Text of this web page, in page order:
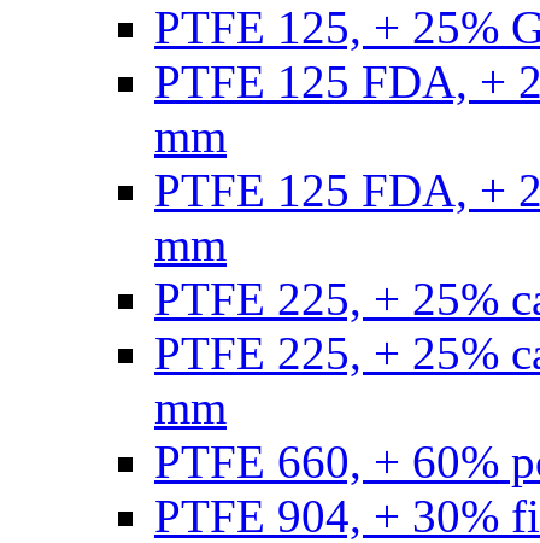
PTFE 125, + 25%
PTFE 125 FDA, +
mm
PTFE 125 FDA, +
mm
PTFE 225, + 25%
PTFE 225, + 25%
mm
PTFE 660, + 60%
PTFE 904, + 30%